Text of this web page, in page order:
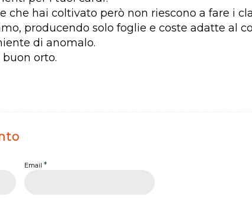
che hai coltivato però non riescono a fare i
producendo solo foglie e coste adatte al
di anomalo.
buon orto.
Email *